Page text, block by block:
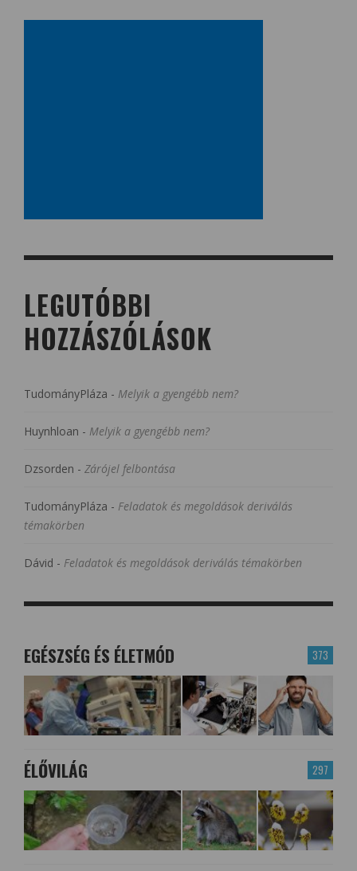
LEGUTÓBBI
HOZZÁSZÓLÁSOK
TudományPláza - Melyik a gyengébb nem?
Huynhloan - Melyik a gyengébb nem?
Dzsorden - Zárójel felbontása
TudományPláza - Feladatok és megoldások deriválás
témakörben
Dávid - Feladatok és megoldások deriválás témakörben
373
EGÉSZSÉG ÉS ÉLETMÓD
297
ÉLŐVILÁG